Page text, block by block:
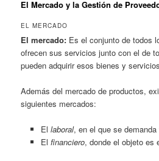
El Mercado y la Gestión de
EL MERCADO
El mercado: Es el conjunto de todos
ofrecen sus servicios junto con el de
pueden adquirir esos bienes y
Además del mercado de productos,
siguientes mercados:
El laboral, en el que se
El financiero, donde el objeto es